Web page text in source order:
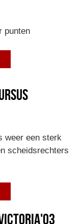
punten
weer een sterk
scheidsrechters